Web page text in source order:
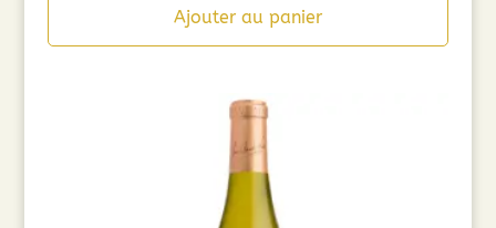
Ajouter au panier